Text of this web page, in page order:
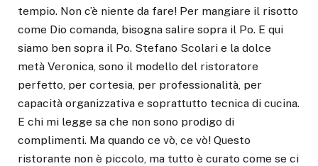
tempio. Non c’è niente da fare! Per mangiare il risotto
come Dio comanda, bisogna salire sopra il Po. E qui
siamo ben sopra il Po. Stefano Scolari e la dolce
metà Veronica, sono il modello del ristoratore
perfetto, per cortesia, per professionalità, per
capacità organizzativa e soprattutto tecnica di cucina.
E chi mi legge sa che non sono prodigo di
complimenti. Ma quando ce vò, ce vò! Questo
ristorante non è piccolo, ma tutto è curato come se ci